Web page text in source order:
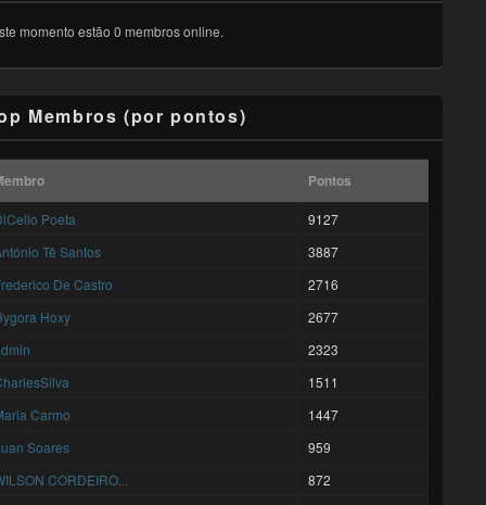
momento estão 0 membros online.
Membros (por pontos)
Pontos
Poeta
9127
Tê Santos
3887
De Castro
2716
Hoxy
2677
2323
1511
Carmo
1447
Soares
959
CORDEIRO...
872